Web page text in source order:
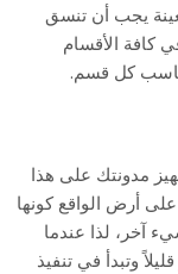
يجب أن تنسق
كافة الأقسام
كل قسم.
مدونتك على هذا
أرض الواقع كونها
آخر، لذا عندما
وتبدأ في تنفيذ